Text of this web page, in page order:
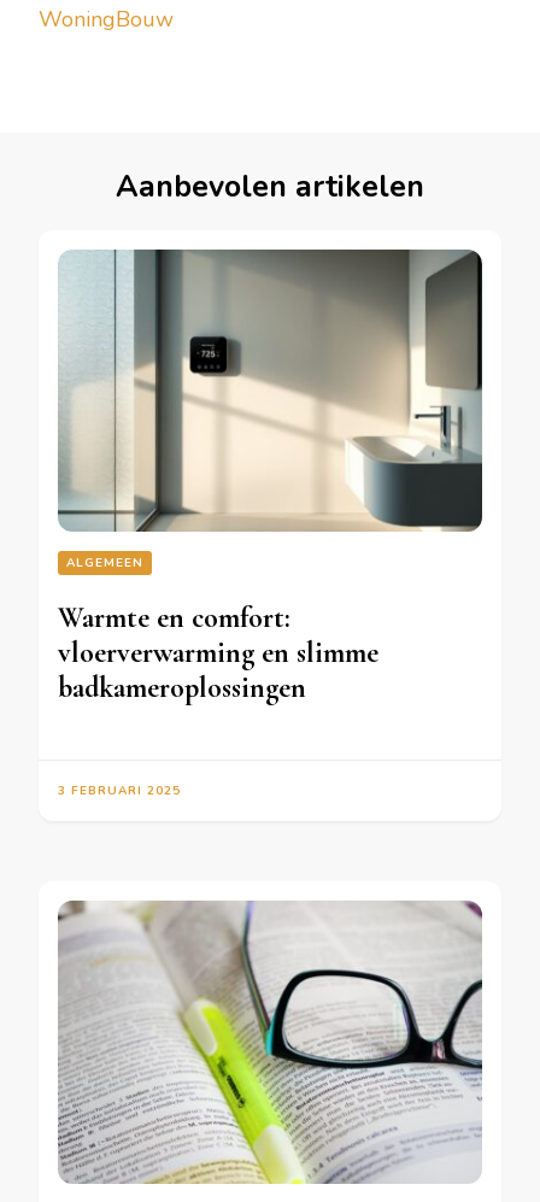
WoningBouw
Aanbevolen artikelen
ALGEMEEN
Warmte en comfort:
vloerverwarming en slimme
badkameroplossingen
3 FEBRUARI 2025